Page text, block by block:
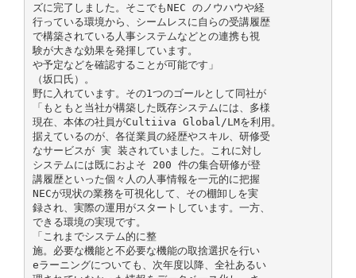
ズに完了しました。そこでもNEC のノウハウや経
行っている環境から、シームレスに自らの受講履歴
で構築されている人事システムなどとの連携も視
験が大きな効果を発揮しています。
や予定などを確認することが可能です」
（坂口氏）。
野に入れています。その1つのゴールとして同社が
「もともと当社が構築した既存システムには、多様
現在、本体の社員がCultiiva Global/LMを利用。
据えているのが、各従業員の経歴やスキル、研修受
なサービスが 実 装されていました。これに対し
システムには既におよそ 200 件の集合研修が登
講履歴といった個々人の人事情報を一元的に把握
NECが現状の業務を可視化して、その棚卸しを実
録され、実際の運用がスタートしています。一方、
できる環境の実現です。
「これまでシステム的に整
施。必要な機能と不必要な機能の取捨選択を行い
eラーニングについても、次年度以降、全社あるい